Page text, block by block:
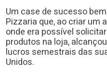
Um case de sucesso bem
Pizzaria que, ao criar um
onde era possível
produtos na loja,
lucros semestrais das
Unidos.